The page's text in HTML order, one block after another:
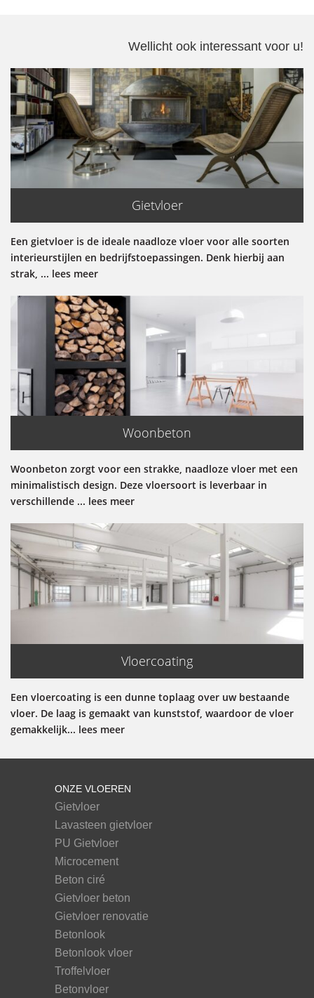
Wellicht ook interessant voor u!
Gietvloer
Een gietvloer is de ideale naadloze vloer voor alle soorten
interieurstijlen en bedrijfstoepassingen. Denk hierbij aan
strak, ... lees meer
Woonbeton
Woonbeton zorgt voor een strakke, naadloze vloer met een
minimalistisch design. Deze vloersoort is leverbaar in
verschillende ... lees meer
Vloercoating
Een vloercoating is een dunne toplaag over uw bestaande
vloer. De laag is gemaakt van kunststof, waardoor de vloer
gemakkelijk... lees meer
ONZE VLOEREN
Gietvloer
Lavasteen gietvloer
PU Gietvloer
Microcement
Beton ciré
Gietvloer beton
Gietvloer renovatie
Betonlook
Betonlook vloer
Troffelvloer
Betonvloer